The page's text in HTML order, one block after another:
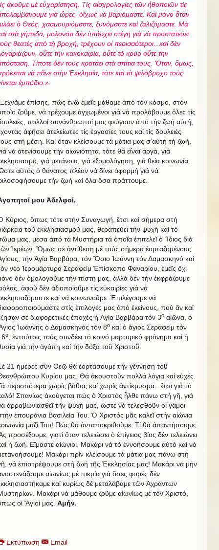
ἀκοῦμε μὲ εὐχαρίστηση. Τὶς αἰσχρολογίες τῶν ἠθοποιῶν τὶς
γιὰ ὦρες, δίχως νὰ βαριόμαστε. Καὶ μόνο ὅταν
ὁ Θεός, χασμουριόμαστε, ξυνόμαστε καὶ ζαλιζόμαστε. Μὰ
στὰ γήπεδα, μολονότι δὲν ὑπάρχει στέγη γιὰ νὰ προστατεύει
θεατὲς ἀπὸ τὴ βροχή, τρέχουν οἱ περισσότεροι...καί δὲν
οὔτε τὴν κακοκαιρία, οὔτε τὸ κρύο οὔτε τὴν
Τίποτε δὲν τοὺς κρατάει στὰ σπίτια τους. Ὅταν, ὅμως,
νὰ πᾶνε στὴν Ἐκκλησία, τότε καὶ τὸ ψιλόβροχο τοὺς
ἐμπόδιο.»
ἐπίσης, πώς ἐνῶ ἐμεῖς μάθαμε ἀπό τόν κόσμο, στόν
ζοῦμε, νά τρέχουμε ἀγχωμένοι γιά νά προλάβουμε ὅλες τίς
πολλοί συνάνθρωποί μας φεύγουν ἀπό τήν ζωή αὐτή,
ἀφήσει ἀτελείωτες τίς ἐργασίες τους καί τίς δουλειές
στή μέση. Καί ὅταν κλείσουμε τά μάτια μας σ’αὐτή τή ζωή,
νά ἀτενίσουμε τήν αἰωνιότητα, τότε θά εἶναι ἀργά, γιά
γιά μετάνοια, γιά ἐξομολόγηση, γιά θεία κοινωνία.
αὐτός ὁ θάνατος πλέον νά δίνει ἀφορμή γιά νά
τήν ζωή καί ὅλα ὅσα πράττουμε.
μου Ἀδελφοί,
Κύριος, ὅπως τότε στήν Συναγωγή, ἔτσι καί σήμερα στή
τοῦ ἐκκλησιασμοῦ μας, θεραπεύει τήν ψυχή καί τό
μας, μέσα ἀπό τά Μυστήρια τά ὁποῖα ἐπιτελεῖ ὁ Ἴδιος διά
Ἱερέων. Ὅμως σέ ἀντίθεση μέ τούς σήμερα ἑορταζομένους
τήν Ἁγία Βαρβάρα, τόν Ὅσιο Ἰωάννη τόν Δαμασκηνό καί
νέο Ἱερομάρτυρα Σεραφείμ Ἐπίσκοπο Φαναρίου, ἐμεῖς ὄχι
δέν ὁμολογοῦμε τήν πίστη μας, ἀλλά δέν τήν ἐκφράζουμε
ἀφοῦ δέν ἀξιοποιοῦμε τίς εὐκαιρίες γιά νά
καί νά κοινωνοῦμε. Ἐπιλέγουμε νά
στίς ἐπιλογές μας ἀπό ἐκείνους, πού ἄν καί
σέ διαφορετικές ἐποχές ἡ Ἁγία Βαρβάρα τόν 3ο αἰῶνα, ὁ
Ἰωάννης ὁ Δαμασκηνός τόν 8ο καί ὁ ἅγιος Σεραφείμ τόν
ο, ἐντούτοις τούς συνδέει τό κοινό μαρτυρικό φρόνημα καί ἡ
γιά τήν ἀγάπη καί τήν δόξα τοῦ Χριστοῦ.
21 ἡμέρες σύν Θεῷ θά ἑορτάσουμε τήν γέννηση τοῦ
Κυρίου μας. Θά ἀκουστοῦν πολλά λόγια καί εὐχές.
περισσότερα χωρίς βάθος καί χωρίς ἀντίκρυσμα...ἔτσι γιά τό
Σπανίως ἀκούγεται πώς ὁ Χριστός ἦλθε πάνω στή γῆ, γιά
ἀρραβωνιασθεῖ τήν ψυχή μας, ὥστε νά τελεσθοῦν οἱ γάμοι
ἐπουράνια Βασιλεία Του. Ὁ Χριστός μᾶς καλεῖ στήν αἰώνια
μαζί Του! Πώς θά ἀνταποκριθοῦμε; Τί θά ἀπαντήσουμε;
προσέξουμε, γιατί ὅταν τελειώσει ὁ ἐπίγειος βίος δέν τελειώνει
ἡ ζωή. Εἴμαστε αἰώνιοι. Μακάρι νά τό ἐννοήσουμε αὐτό καί νά
Μακάρι πρίν κλείσουμε τά μάτια μας πάνω στή
νά ἐπιστρέψουμε στή ζωή τῆς Ἐκκλησίας μας! Μακάρι νά μήν
αἰωνίως μέ πικρία γιά ὅσες φορές δέν
καί κυρίως δέ μεταλάβαμε τῶν Ἀχράντων
Μακάρι νά μάθουμε ζοῦμε αἰωνίως μέ τόν Χριστό,
οἱ Ἅγιοί μας. Ἀμήν.
Εκτύπωση Email